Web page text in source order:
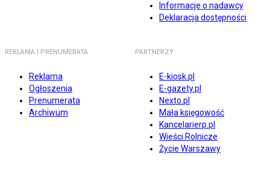
Informacje o nadawcy
Deklaracja dostępności
REKLAMA I PRENUMERATA
Reklama
Ogłoszenia
Prenumerata
Archiwum
PARTNERZY
E-kiosk.pl
E-gazety.pl
Nexto.pl
Mała księgowość
Kancelarierp.pl
Wieści Rolnicze
Życie Warszawy